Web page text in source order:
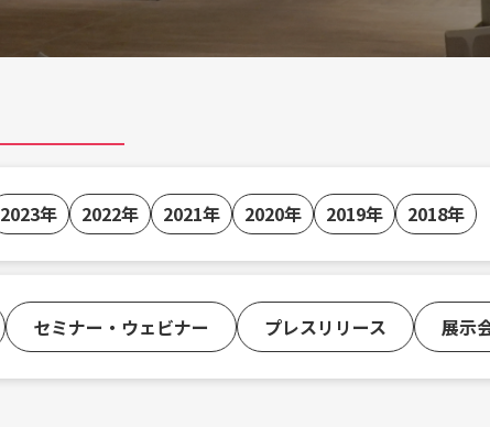
2023年 2022年 2021年 2020年 2019年 2018年
セミナー・ウェビナー プレスリリース 展示